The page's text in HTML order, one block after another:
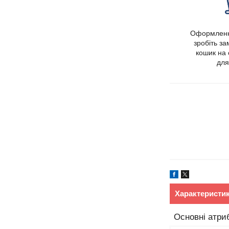
зробіть
кошик на
Основні